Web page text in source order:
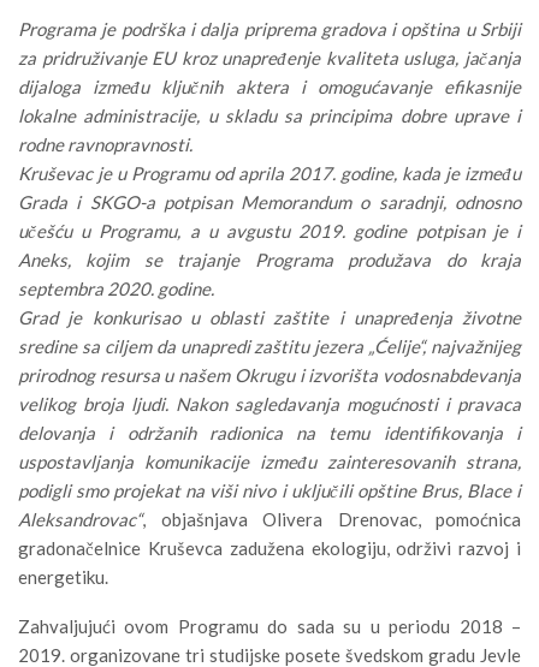
Programa je podrška i dalja priprema gradova i opština u Srbiji
za pridruživanje EU kroz unapređenje kvaliteta usluga, jačanja
dijaloga između ključnih aktera i omogućavanje efikasnije
lokalne administracije, u skladu sa principima dobre uprave i
rodne ravnopravnosti.
Kruševac je u Programu od aprila 2017. godine, kada je između
Grada i SKGO-a potpisan Memorandum o saradnji, odnosno
učešću u Programu, a u avgustu 2019. godine potpisan je i
Aneks, kojim se trajanje Programa produžava do kraja
septembra 2020. godine.
Grad je konkurisao u oblasti zaštite i unapređenja životne
sredine sa ciljem da unapredi zaštitu jezera „Ćelije“, najvažnijeg
prirodnog resursa u našem Okrugu i izvorišta vodosnabdevanja
velikog broja ljudi. Nakon sagledavanja mogućnosti i pravaca
delovanja i održanih radionica na temu identifikovanja i
uspostavljanja komunikacije između zainteresovanih strana,
podigli smo projekat na viši nivo i uključili opštine Brus, Blace i
Aleksandrovac“, objašnjava Olivera Drenovac, pomoćnica
gradonačelnice Kruševca zadužena ekologiju, održivi razvoj i
energetiku.
Zahvaljujući ovom Programu do sada su u periodu 2018 –
2019. organizovane tri studijske posete švedskom gradu Jevle